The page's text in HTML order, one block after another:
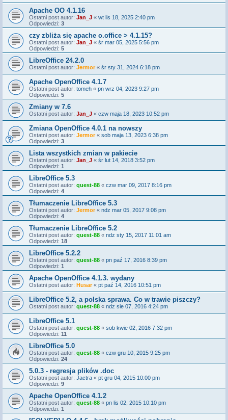
Apache OO 4.1.16
Ostatni post autor: Jan_J « wt lis 18, 2025 2:40 pm
Odpowiedzi: 3
czy zbliża się apache o.office > 4.1.15?
Ostatni post autor: Jan_J « śr mar 05, 2025 5:56 pm
Odpowiedzi: 5
LibreOffice 24.2.0
Ostatni post autor: Jermor« śr sty 31, 2024 6:18 pm
Apache OpenOffice 4.1.7
Ostatni post autor: tomeh « pn wrz 04, 2023 9:27 pm
Odpowiedzi: 5
Zmiany w 7.6
Ostatni post autor: Jan_J « czw maja 18, 2023 10:52 pm
Zmiana OpenOffice 4.0.1 na nowszy
Ostatni post autor: Jermor« sob maja 13, 2023 6:38 pm
Odpowiedzi: 3
Lista wszystkich zmian w pakiecie
Ostatni post autor: Jan_J « śr lut 14, 2018 3:52 pm
Odpowiedzi: 1
LibreOffice 5.3
Ostatni post autor: quest-88 « czw mar 09, 2017 8:16 pm
Odpowiedzi: 4
Tłumaczenie LibreOffice 5.3
Ostatni post autor: Jermor« ndz mar 05, 2017 9:08 pm
Odpowiedzi: 4
Tłumaczenie LibreOffice 5.2
Ostatni post autor: quest-88 « ndz sty 15, 2017 11:01 am
Odpowiedzi: 18
LibreOffice 5.2.2
Ostatni post autor: quest-88 « pn paź 17, 2016 8:39 pm
Odpowiedzi: 1
Apache OpenOffice 4.1.3. wydany
Ostatni post autor: Husar« pt paź 14, 2016 10:51 pm
LibreOffice 5.2, a polska sprawa. Co w trawie piszczy?
Ostatni post autor: quest-88 « ndz sie 07, 2016 4:24 pm
LibreOffice 5.1
Ostatni post autor: quest-88 « sob kwie 02, 2016 7:32 pm
Odpowiedzi: 11
LibreOffice 5.0
Ostatni post autor: quest-88 « czw gru 10, 2015 9:25 pm
Odpowiedzi: 24
5.0.3 - regresja plików .doc
Ostatni post autor: Jactra « pt gru 04, 2015 10:00 pm
Odpowiedzi: 9
Apache OpenOffice 4.1.2
Ostatni post autor: quest-88 « pn lis 02, 2015 10:10 pm
Odpowiedzi: 1